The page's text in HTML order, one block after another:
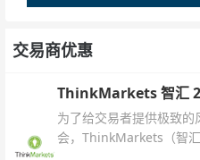
交易商优惠
ThinkMarkets 智汇
为了给交易者提供极致
会，ThinkMarkets（智